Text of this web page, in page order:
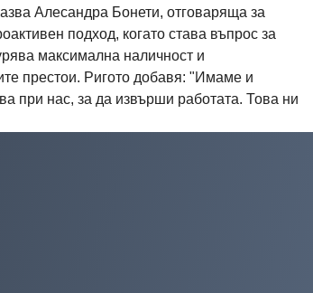
Алесандра Бонети, отговаряща за
подход, когато става въпрос за
максимална наличност и
престои. Ригото добавя: "Имаме и
при нас, за да извърши работата. Това ни